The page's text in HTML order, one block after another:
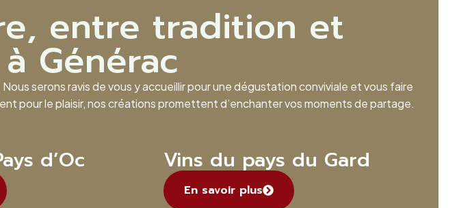
entre tradition et
Générac
serons ravis de vous y accueillir pour une dégustation conviviale et vous faire
pour le plaisir, nos créations promettent d’enchanter vos moments de partage.
d’Oc Vins du pays du Gard
En savoir plus